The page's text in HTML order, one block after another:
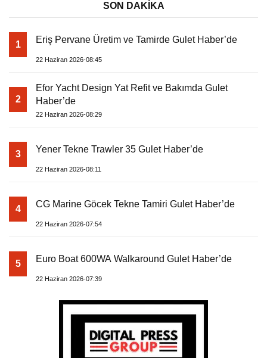
SON DAKİKA
1 Eriş Pervane Üretim ve Tamirde Gulet Haber’de
22 Haziran 2026-08:45
2
Efor Yacht Design Yat Refit ve Bakımda Gulet
Haber’de
22 Haziran 2026-08:29
3 Yener Tekne Trawler 35 Gulet Haber’de
22 Haziran 2026-08:11
4 CG Marine Göcek Tekne Tamiri Gulet Haber’de
22 Haziran 2026-07:54
5 Euro Boat 600WA Walkaround Gulet Haber’de
22 Haziran 2026-07:39